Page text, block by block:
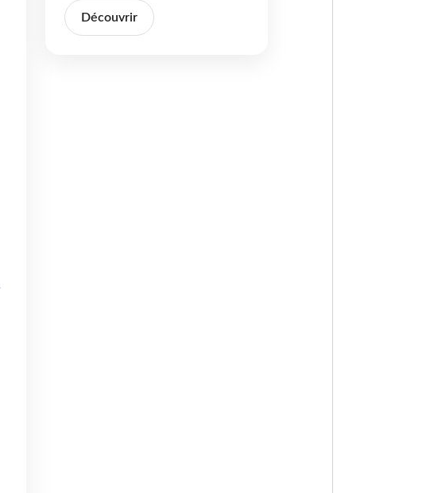
Découvrir